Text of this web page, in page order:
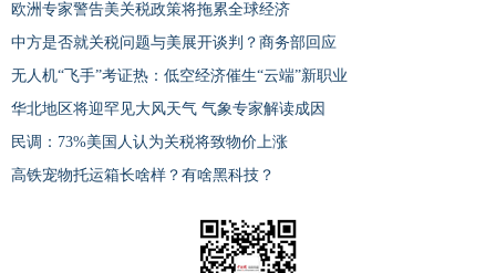
欧洲专家警告美关税政策将拖累全球经济
中方是否就关税问题与美展开谈判？商务部回应
无人机“飞手”考证热：低空经济催生“云端”新职业
华北地区将迎罕见大风天气 气象专家解读成因
民调：73%美国人认为关税将致物价上涨
高铁宠物托运箱长啥样？有啥黑科技？